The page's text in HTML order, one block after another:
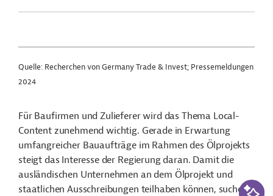
Quelle: Recherchen von Germany Trade & Invest; Pressemeldungen
2024
Für Baufirmen und Zulieferer wird das Thema Local-
Content zunehmend wichtig. Gerade in Erwartung
umfangreicher Bauaufträge im Rahmen des Ölprojekts
steigt das Interesse der Regierung daran. Damit die
ausländischen Unternehmen an dem Ölprojekt und
staatlichen Ausschreibungen teilhaben können, suchen
KI-